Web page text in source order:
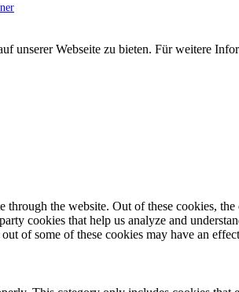
unserer Webseite zu bieten. Für weitere
the website. Out of these cookies,
cookies that help us analyze and
of some of these cookies may have an